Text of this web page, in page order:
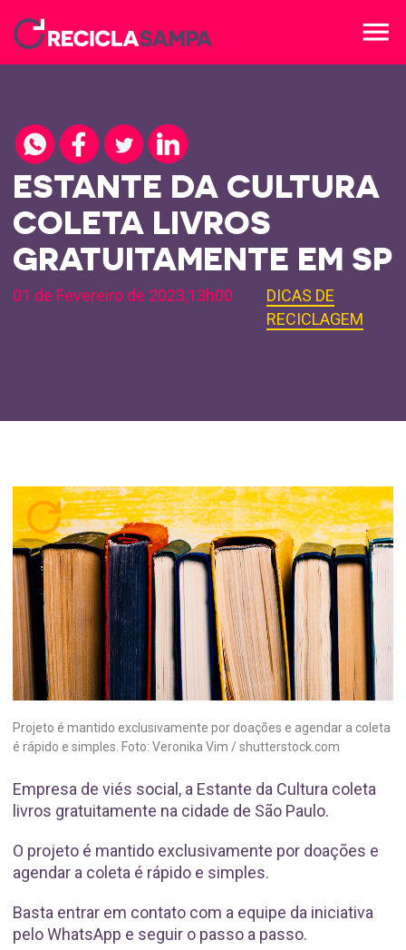
menu
ESTANTE DA CULTURA
COLETA LIVROS
GRATUITAMENTE EM SP
01 de Fevereiro de 2023,13h00
DICAS DE
RECICLAGEM
Projeto é mantido exclusivamente por doações e agendar a coleta
é rápido e simples. Foto: Veronika Vim / shutterstock.com
Empresa de viés social, a Estante da Cultura coleta
livros gratuitamente na cidade de São Paulo.
O projeto é mantido exclusivamente por doações e
agendar a coleta é rápido e simples.
Basta entrar em contato com a equipe da iniciativa
pelo WhatsApp e seguir o passo a passo.